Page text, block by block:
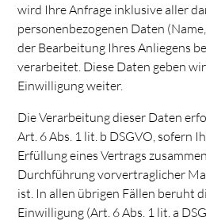
wird Ihre Anfrage inklusive aller
personenbezogenen Daten
der Bearbeitung Ihres Anliegens
verarbeitet. Diese Daten geben
Einwilligung weiter.
Die Verarbeitung dieser Daten
Art. 6 Abs. 1 lit. b DSGVO, sofern
Erfüllung eines Vertrags
Durchführung vorvertraglicher
ist. In allen übrigen Fällen beruht
Einwilligung (Art. 6 Abs. 1 lit. a